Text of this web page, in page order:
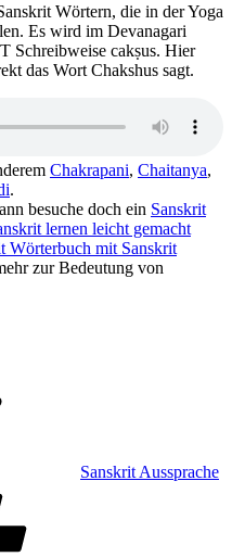
Wörtern, die in der Yoga
Es wird im Devanagari
Schreibweise cakṣus. Hier
das Wort Chakshus sagt.
Chakrapani, Chaitanya,
.
besuche doch ein Sanskrit
lernen leicht gemacht
Wörterbuch mit Sanskrit
zur Bedeutung von
Sanskrit Aussprache